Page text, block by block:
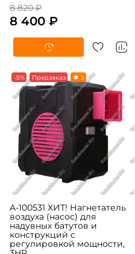
8 820 ₽
8 400 ₽
-5% Предзаказ 5
A-100531 ХИТ! Нагнетатель
воздуха (насос) для
надувных батутов и
конструкций c
регулировкой мощности,